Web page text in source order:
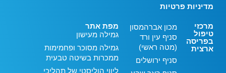
מדיניות פרטיות
מרכזי
טיפול
בפריסה
ארצית
מכון אברהמסון
סניף עין ורד
(מטה ראשי)
סניף ירושלים
מפת אתר
גמילה מעישון
גמילה מסוכר ופחמימות
ממכרות בשיטה טבעית
ליווי הוליסטי של תהליכי